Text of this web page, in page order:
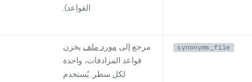
القواعد).
synonyms_file مرجع إلى مورد ملف يخزن
قواعد المرادفات، واحدة
لكل سطر. يُستخدم